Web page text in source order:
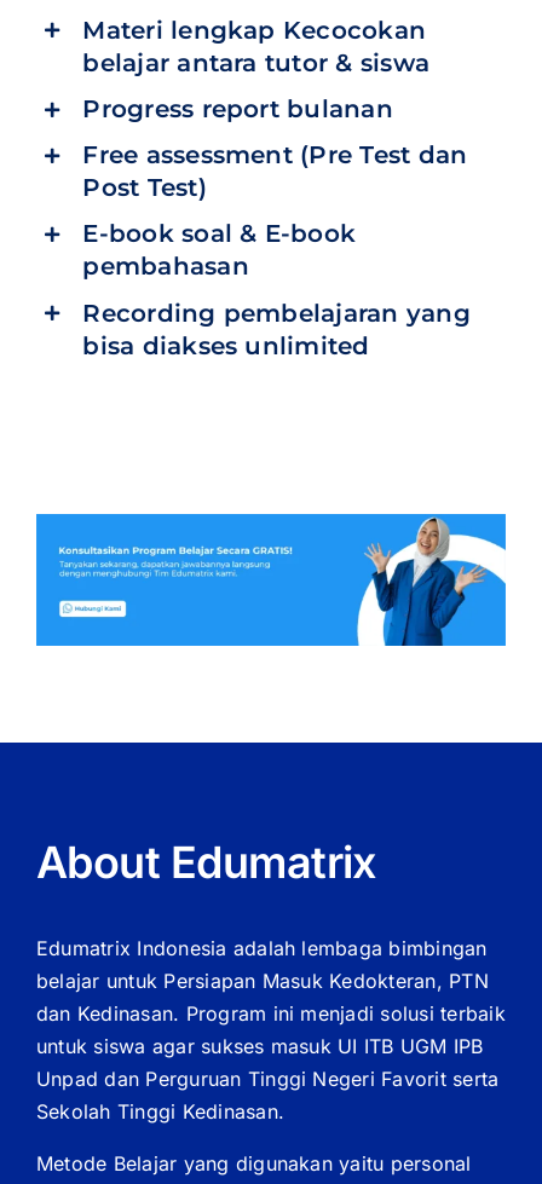
Materi lengkap Kecocokan
belajar antara tutor & siswa
Progress report bulanan
Free assessment (Pre Test dan
Post Test)
E-book soal & E-book
pembahasan
Recording pembelajaran yang
bisa diakses unlimited
About Edumatrix
Edumatrix Indonesia adalah lembaga bimbingan
belajar untuk Persiapan Masuk Kedokteran, PTN
dan Kedinasan. Program ini menjadi solusi terbaik
untuk siswa agar sukses masuk UI ITB UGM IPB
Unpad dan Perguruan Tinggi Negeri Favorit serta
Sekolah Tinggi Kedinasan.
Metode Belajar yang digunakan yaitu personal